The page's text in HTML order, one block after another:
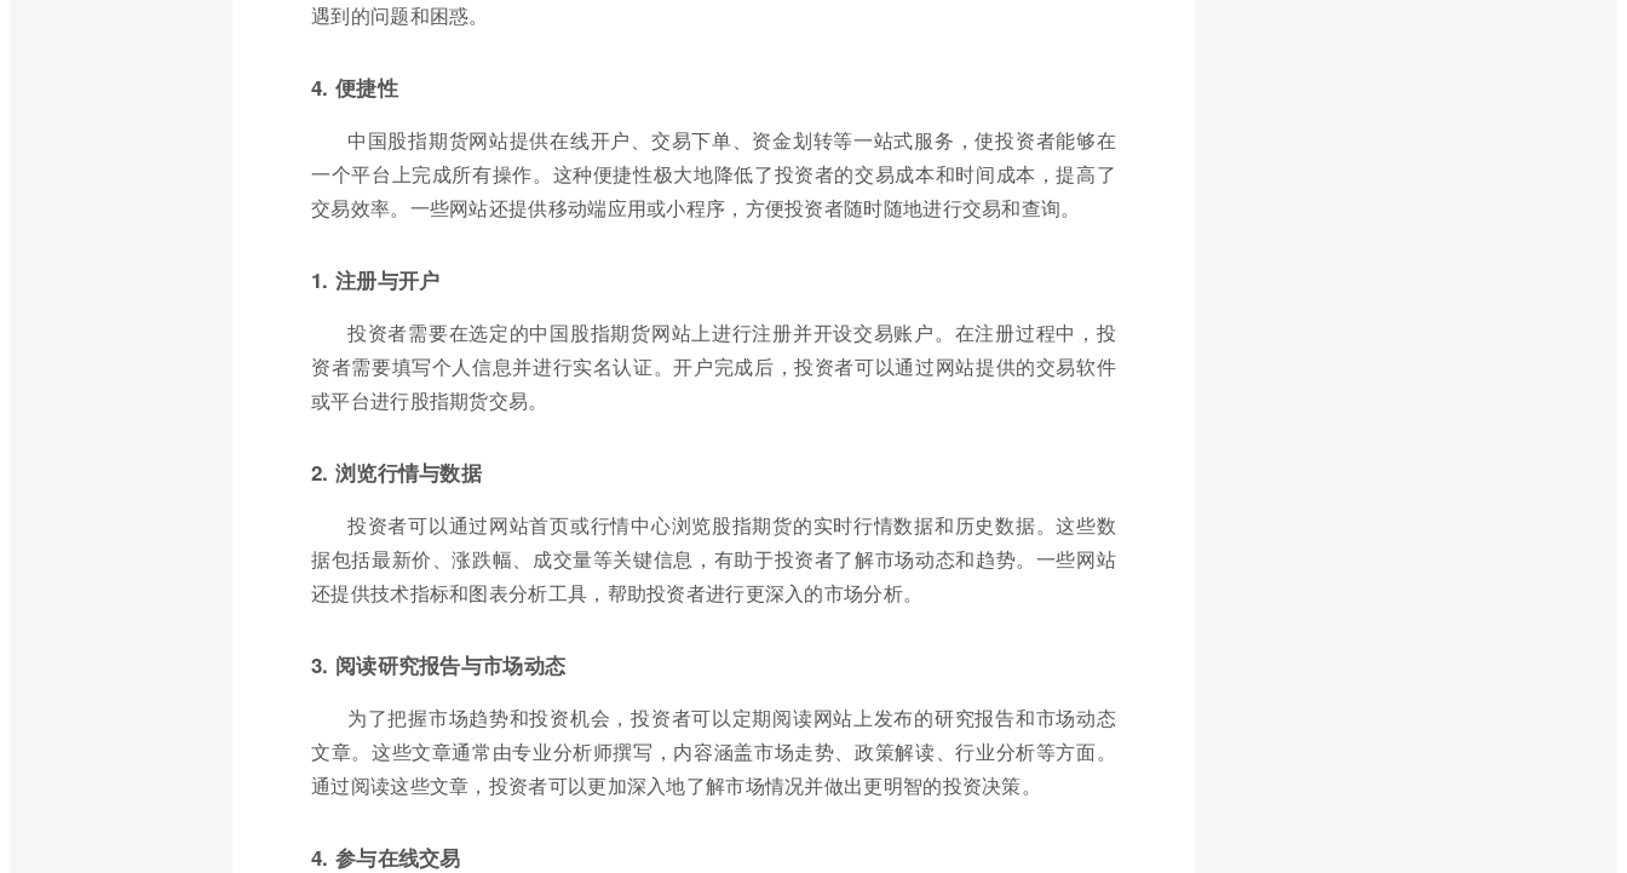
遇到的问题和困惑。
4. 便捷性
中国股指期货网站提供在线开户、交易下单、资金划转等一站式服务，使投资者能够在
一个平台上完成所有操作。这种便捷性极大地降低了投资者的交易成本和时间成本，提高了
交易效率。一些网站还提供移动端应用或小程序，方便投资者随时随地进行交易和查询。
1. 注册与开户
投资者需要在选定的中国股指期货网站上进行注册并开设交易账户。在注册过程中，投
资者需要填写个人信息并进行实名认证。开户完成后，投资者可以通过网站提供的交易软件
或平台进行股指期货交易。
2. 浏览行情与数据
投资者可以通过网站首页或行情中心浏览股指期货的实时行情数据和历史数据。这些数
据包括最新价、涨跌幅、成交量等关键信息，有助于投资者了解市场动态和趋势。一些网站
还提供技术指标和图表分析工具，帮助投资者进行更深入的市场分析。
3. 阅读研究报告与市场动态
为了把握市场趋势和投资机会，投资者可以定期阅读网站上发布的研究报告和市场动态
文章。这些文章通常由专业分析师撰写，内容涵盖市场走势、政策解读、行业分析等方面。
通过阅读这些文章，投资者可以更加深入地了解市场情况并做出更明智的投资决策。
4. 参与在线交易